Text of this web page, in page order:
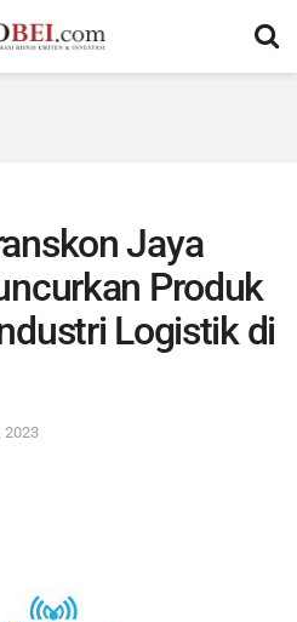
Jaya
Produk
Logistik di
2023